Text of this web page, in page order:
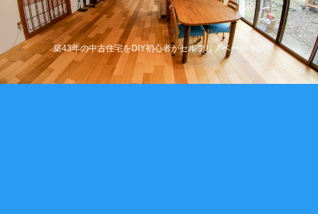
築43年の中古住宅をDIY初心者がセルフリノベーション